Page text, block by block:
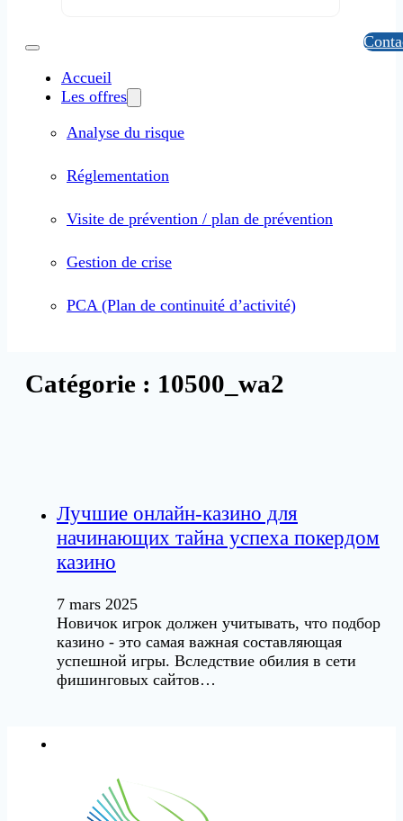
Accueil
Les offres
Analyse du risque
Réglementation
Visite de prévention / plan de prévention
Gestion de crise
PCA (Plan de continuité d’activité)
Catégorie : 10500_wa2
Лучшие онлайн-казино для
начинающих тайна успеха покердом
казино
7 mars 2025
Новичок игрок должен учитывать, что подбор
казино - это самая важная составляющая
успешной игры. Вследствие обилия в сети
фишинговых сайтов…